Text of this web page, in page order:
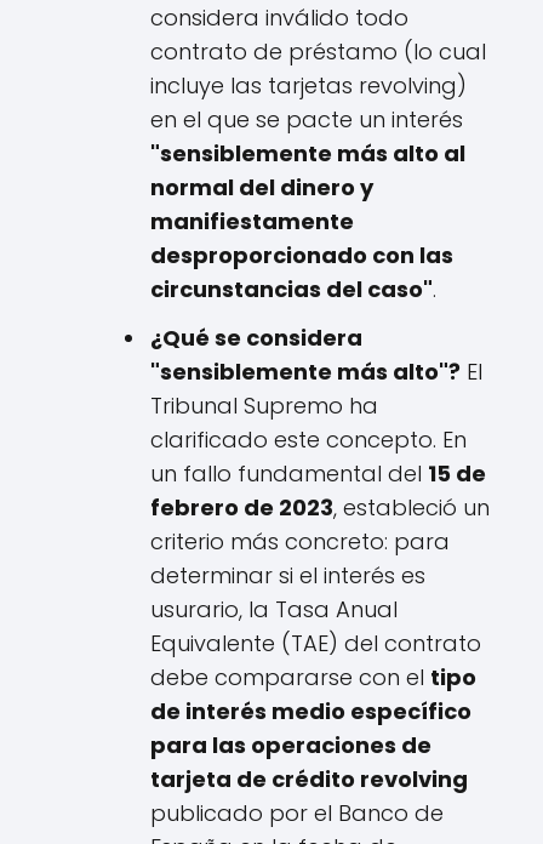
considera inválido todo
contrato de préstamo (lo cual
incluye las tarjetas revolving)
en el que se pacte un interés
"sensiblemente más alto al
normal del dinero y
manifiestamente
desproporcionado con las
circunstancias del caso".
¿Qué se considera
"sensiblemente más alto"? El
Tribunal Supremo ha
clarificado este concepto. En
un fallo fundamental del 15 de
febrero de 2023, estableció un
criterio más concreto: para
determinar si el interés es
usurario, la Tasa Anual
Equivalente (TAE) del contrato
debe compararse con el tipo
de interés medio específico
para las operaciones de
tarjeta de crédito revolving
publicado por el Banco de